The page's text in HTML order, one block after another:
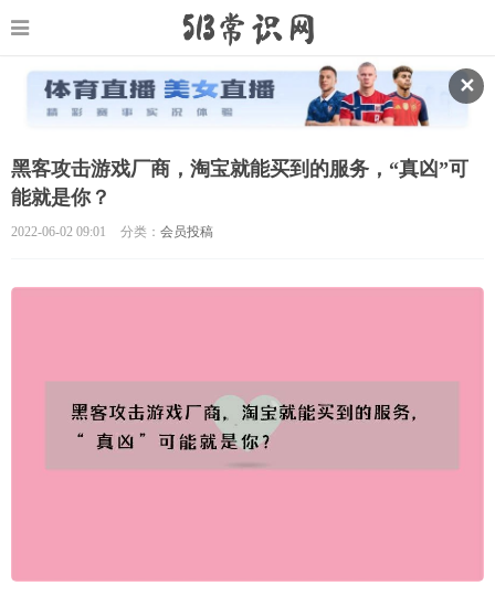
✕
黑客攻击游戏厂商，淘宝就能买到的服务，“真凶”可
能就是你？
2022-06-02 09:01 分类： 会员投稿